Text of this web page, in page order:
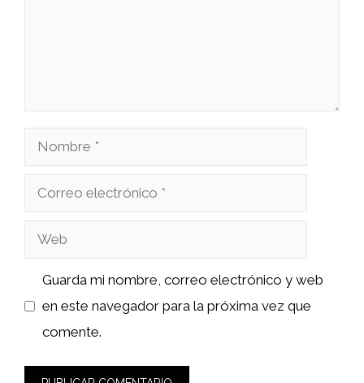
Nombre
Correo
Web
Guarda mi nombre, correo electrónico y web
en este navegador para la próxima vez que
comente.